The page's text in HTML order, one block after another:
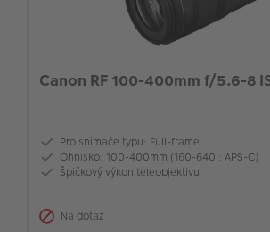
Canon RF 100-400mm f/5.6-8
Pro snímače typu: Full-frame
Ohnisko: 100-400mm (160-640 : APS-C)
Špičkový výkon teleobjektivu
Na dotaz